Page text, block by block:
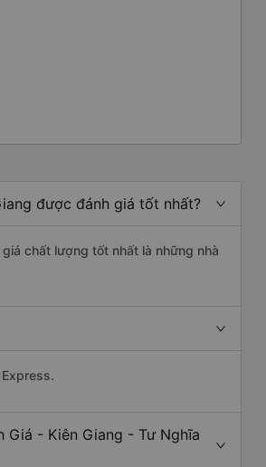
được đánh giá tốt nhất?
chất lượng tốt nhất là những nhà
Giá - Kiên Giang - Tư Nghĩa